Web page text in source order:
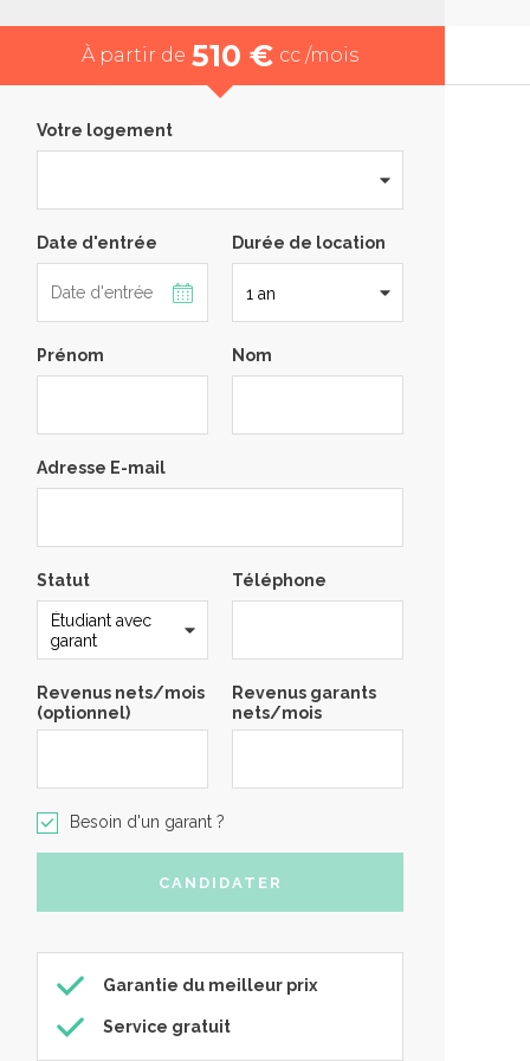
À partir de 510 € cc /mois
Votre logement
Date d'entrée Durée de location
Prénom Nom
Adresse E-mail
Statut Téléphone
Revenus nets/mois
(optionnel)
Revenus garants
nets/mois
Besoin d'un garant ?
Garantie du meilleur prix
Service gratuit